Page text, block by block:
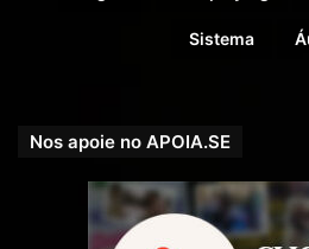
Sistema
Nos apoie no APOIA.SE